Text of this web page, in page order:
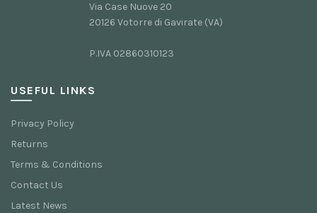
Via Case Nuove 20
20126 Votorre di Gavirate (VA)
P.IVA 02860310123
USEFUL LINKS
Privacy Policy
Returns
Terms & Conditions
Contact Us
Latest News